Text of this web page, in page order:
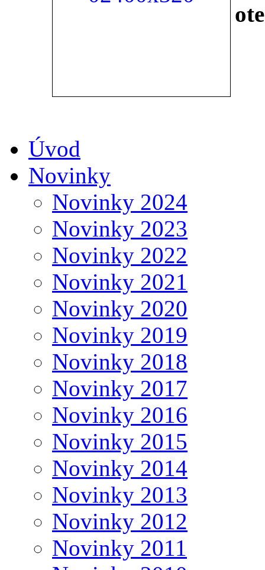
Úvod
Novinky
Novinky 2024
Novinky 2023
Novinky 2022
Novinky 2021
Novinky 2020
Novinky 2019
Novinky 2018
Novinky 2017
Novinky 2016
Novinky 2015
Novinky 2014
Novinky 2013
Novinky 2012
Novinky 2011